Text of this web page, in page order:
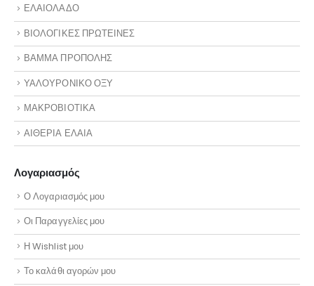
ΕΛΑΙΟΛΑΔΟ
ΒΙΟΛΟΓΙΚΕΣ ΠΡΩΤΕΙΝΕΣ
ΒΑΜΜΑ ΠΡΟΠΟΛΗΣ
ΥΑΛΟΥΡΟΝΙΚΟ ΟΞΥ
ΜΑΚΡΟΒΙΟΤΙΚΑ
ΑΙΘΕΡΙΑ ΕΛΑΙΑ
Λογαριασμός
Ο Λογαριασμός μου
Οι Παραγγελίες μου
Η Wishlist μου
Το καλάθι αγορών μου